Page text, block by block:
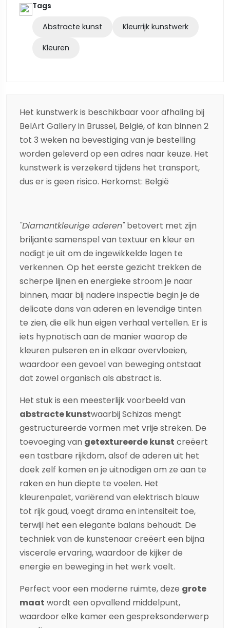
Tags
Abstracte kunst Kleurrijk kunstwerk
Kleuren
Het kunstwerk is beschikbaar voor afhaling bij
BelArt Gallery in Brussel, België, of kan binnen 2
tot 3 weken na bevestiging van je bestelling
worden geleverd op een adres naar keuze. Het
kunstwerk is verzekerd tijdens het transport,
dus er is geen risico. Herkomst: België
"Diamantkleurige aderen"betovert met zijn
briljante samenspel van textuur en kleur en
nodigt je uit om de ingewikkelde lagen te
verkennen. Op het eerste gezicht trekken de
scherpe lijnen en energieke stroom je naar
binnen, maar bij nadere inspectie begin je de
delicate dans van aderen en levendige tinten
te zien, die elk hun eigen verhaal vertellen. Er is
iets hypnotisch aan de manier waarop de
kleuren pulseren en in elkaar overvloeien,
waardoor een gevoel van beweging ontstaat
dat zowel organisch als abstract is.
Het stuk is een meesterlijk voorbeeld van
abstracte kunstwaarbijSchizas mengt
gestructureerde vormen met vrije streken. De
toevoeging van getextureerde kunst creëert
een tastbare rijkdom, alsof de aderen uit het
doek zelf komen en je uitnodigen om ze aan te
raken en hun diepte te voelen. Het
kleurenpalet, variërend van elektrisch blauw
tot rijk goud, voegt drama en intensiteit toe,
terwijl het een elegante balans behoudt. De
techniek van de kunstenaar creëert een bijna
viscerale ervaring, waardoor de kijker de
energie en beweging in het werk voelt.
Perfect voor een moderne ruimte, deze grote
maat wordt een opvallend middelpunt,
waardoor elke kamer een gespreksonderwerp